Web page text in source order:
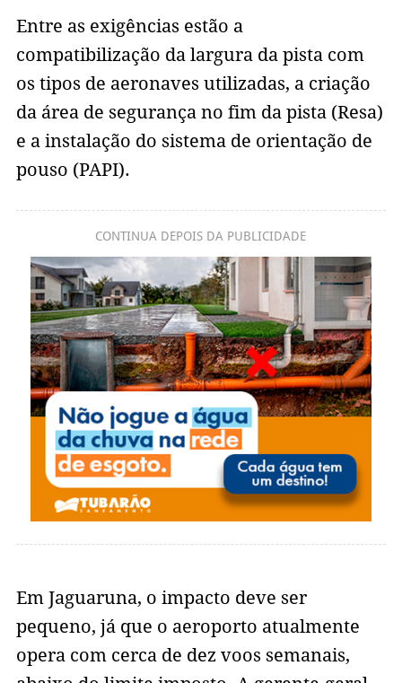
Entre as exigências estão a
compatibilização da largura da pista com
os tipos de aeronaves utilizadas, a criação
da área de segurança no fim da pista (Resa)
e a instalação do sistema de orientação de
pouso (PAPI).
CONTINUA DEPOIS DA PUBLICIDADE
Em Jaguaruna, o impacto deve ser
pequeno, já que o aeroporto atualmente
opera com cerca de dez voos semanais,